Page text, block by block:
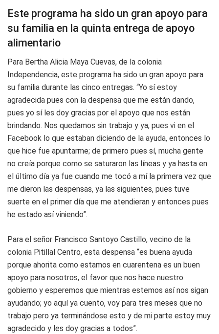
Este programa ha sido un gran apoyo para
su familia en la quinta entrega de apoyo
alimentario
Para Bertha Alicia Maya Cuevas, de la colonia
Independencia, este programa ha sido un gran apoyo para
su familia durante las cinco entregas. “Yo sí estoy
agradecida pues con la despensa que me están dando,
pues yo sí les doy gracias por el apoyo que nos están
brindando. Nos quedamos sin trabajo y ya, pues vi en el
Facebook lo que estaban diciendo de la ayuda, entonces lo
que hice fue apuntarme; de primero pues sí, mucha gente
no creía porque como se saturaron las líneas y ya hasta en
el último día ya fue cuando me tocó a mí la primera vez que
me dieron las despensas, ya las siguientes, pues tuve
suerte en el primer día que me atendieran y entonces pues
he estado así viniendo”.
Para el señor Francisco Santoyo Castillo, vecino de la
colonia Pitillal Centro, esta despensa “es buena ayuda
porque ahorita como estamos en cuarentena es un buen
apoyo para nosotros, el favor que nos hace nuestro
gobierno y esperemos que mientras estemos así nos sigan
ayudando; yo aquí ya cuento, voy para tres meses que no
trabajo pero ya terminándose esto y de mi parte estoy muy
agradecido y les doy gracias a todos”.